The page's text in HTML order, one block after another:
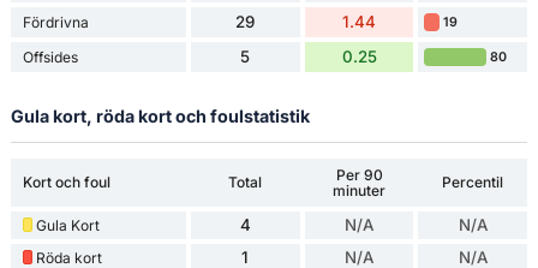
Fördrivna 29 1.44 19
Offsides 5 0.25 80
Gula kort, röda kort och foulstatistik
Kort och foul Total
Per 90
minuter
Percentil
Gula Kort 4 N/A N/A
Röda kort 1 N/A N/A